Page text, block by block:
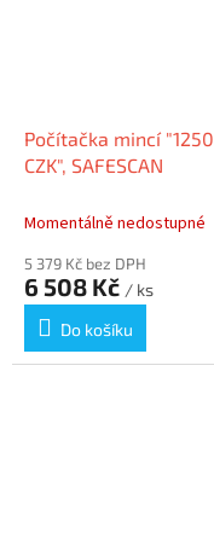
Počítačka mincí "1250
CZK", SAFESCAN
Momentálně nedostupné
5 379 Kč bez DPH
6 508 Kč / ks
Do košíku